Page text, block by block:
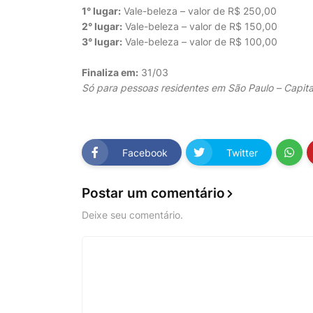
1° lugar: Vale-beleza – valor de R$ 250,00
2° lugar: Vale-beleza – valor de R$ 150,00
3° lugar: Vale-beleza – valor de R$ 100,00
Finaliza em: 31/03
Só para pessoas residentes em São Paulo –
Facebook Twitter
Postar um comentário
Deixe seu comentário.